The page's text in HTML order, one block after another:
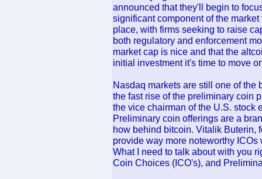
announced that they'll begin to
significant component of the
place, with firms seeking to raise
both regulatory and enforcement
market cap is nice and that the
initial investment it's time to move
Nasdaq markets are still one of the
the fast rise of the preliminary coin
the vice chairman of the U.S. stock
Preliminary coin offerings are a
how behind bitcoin. Vitalik Buterin,
provide way more noteworthy
What I need to talk about with you
Coin Choices (ICO's), and